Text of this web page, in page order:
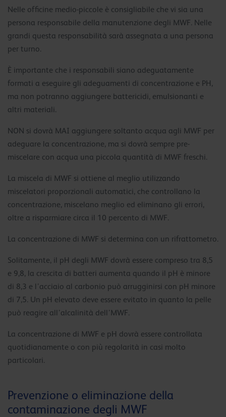
Nelle officine medio-piccole è consigliabile che vi sia una
persona responsabile della manutenzione degli MWF. Nelle
grandi questa responsabilità sarà assegnata a una persona
per turno.
È importante che i responsabili siano adeguatamente
formati a eseguire gli adeguamenti di concentrazione e PH,
ma non potranno aggiungere battericidi, emulsionanti e
altri materiali.
NON si dovrà MAI aggiungere soltanto acqua agli MWF per
adeguare la concentrazione, ma si dovrà sempre pre-
miscelare con acqua una piccola quantità di MWF freschi.
La miscela di MWF si ottiene al meglio utilizzando
miscelatori proporzionali automatici, che controllano la
concentrazione, miscelano meglio ed eliminano gli errori,
oltre a risparmiare circa il 10 percento di MWF.
La concentrazione di MWF si determina con un rifrattometro.
Solitamente, il pH degli MWF dovrà essere compreso tra 8,5
e 9,8, la crescita di batteri aumenta quando il pH è minore
di 8,3 e l’acciaio al carbonio può arrugginirsi con pH minore
di 7,5. Un pH elevato deve essere evitato in quanto la pelle
può reagire all’alcalinità dell’MWF.
La concentrazione di MWF e pH dovrà essere controllata
quotidianamente o con più regolarità in casi molto
particolari.
Prevenzione o eliminazione della
contaminazione degli MWF